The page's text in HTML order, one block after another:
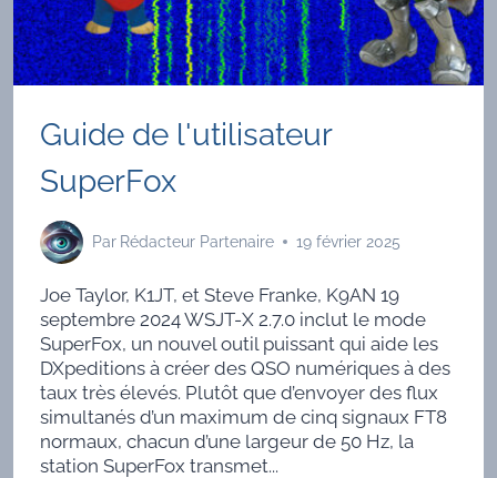
Guide de l'utilisateur
SuperFox
Par Rédacteur Partenaire 19 février 2025
Joe Taylor, K1JT, et Steve Franke, K9AN 19
septembre 2024 WSJT-X 2.7.0 inclut le mode
SuperFox, un nouvel outil puissant qui aide les
DXpeditions à créer des QSO numériques à des
taux très élevés. Plutôt que d’envoyer des flux
simultanés d’un maximum de cinq signaux FT8
normaux, chacun d’une largeur de 50 Hz, la
station SuperFox transmet...